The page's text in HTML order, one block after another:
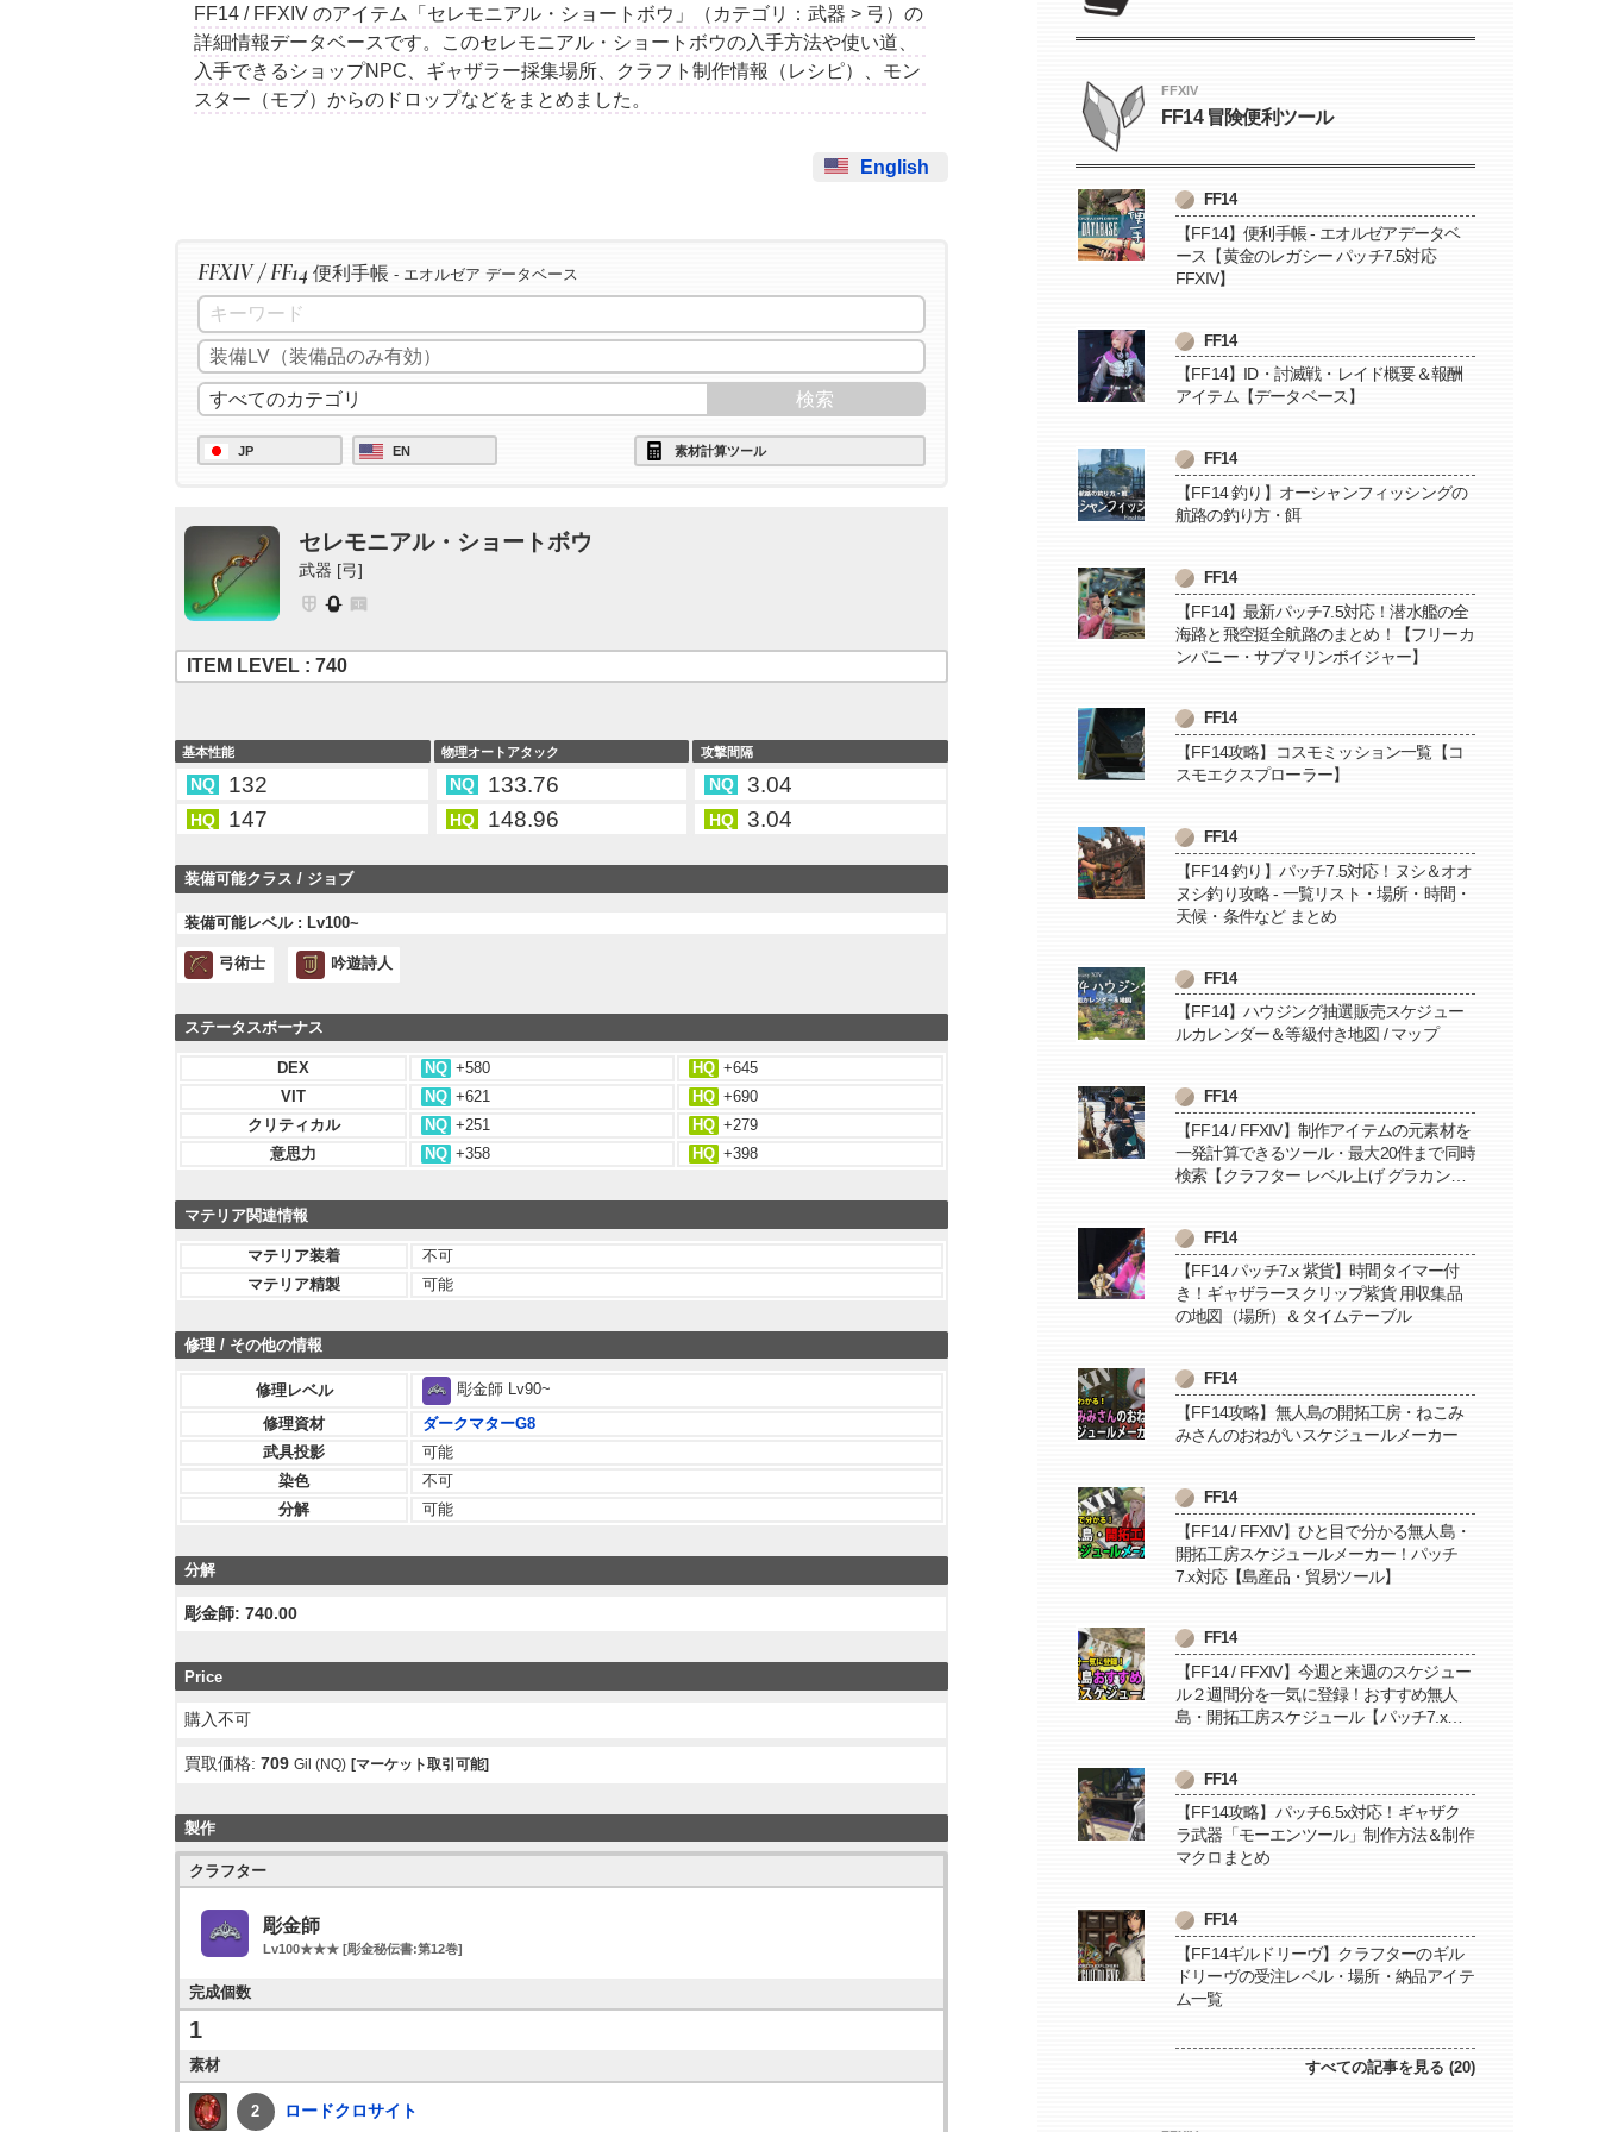
FF14 / FFXIV のアイテム「セレモニアル・ショートボウ」（カテゴリ：武器 > 弓）の
詳細情報データベースです。このセレモニアル・ショートボウの入手方法や使い道、
入手できるショップNPC、ギャザラー採集場所、クラフト制作情報（レシピ）、モン
スター（モブ）からのドロップなどをまとめました。
English
FFXIV / FF14 便利手帳 - エオルゼア データベース
JP EN 素材計算ツール
セレモニアル・ショートボウ
武器 [弓]
ITEM LEVEL : 740
基本性能
NQ 132
HQ 147
物理オートアタック
NQ 133.76
HQ 148.96
攻撃間隔
NQ 3.04
HQ 3.04
装備可能クラス / ジョブ
装備可能レベル : Lv100~
弓術士 吟遊詩人
ステータスボーナス
DEX NQ +580 HQ +645
VIT
NQ +621 HQ +690
クリティカル
NQ +251 HQ +279
意思力
NQ +358 HQ +398
マテリア関連情報
マテリア装着
不可
マテリア精製
可能
修理 / その他の情報
修理レベル
彫金師 Lv90~
修理資材
ダークマターG8
武具投影
可能
染色
不可
分解
可能
分解
彫金師: 740.00
Price
購入不可
買取価格:709 Gil (NQ) [マーケット取引可能]
製作
クラフター
彫金師
Lv100★★★ [彫金秘伝書:第12巻]
完成個数
1
素材
2 ロードクロサイト
FFXIV
FF14 冒険便利ツール
FF14
【FF14】便利手帳 - エオルゼアデータベ
ース【黄金のレガシー パッチ7.5対応
FFXIV】
FF14
【FF14】ID・討滅戦・レイド概要＆報酬
アイテム【データベース】
FF14
【FF14 釣り】オーシャンフィッシングの
航路の釣り方・餌
FF14
【FF14】最新パッチ7.5対応！潜水艦の全
海路と飛空挺全航路のまとめ！【フリーカ
ンパニー・サブマリンボイジャー】
FF14
【FF14攻略】コスモミッション一覧【コ
スモエクスプローラー】
FF14
【FF14 釣り】パッチ7.5対応！ヌシ＆オオ
ヌシ釣り攻略 - 一覧リスト・場所・時間・
天候・条件など まとめ
FF14
【FF14】ハウジング抽選販売スケジュー
ルカレンダー＆等級付き地図 / マップ
FF14
【FF14 / FFXIV】制作アイテムの元素材を
一発計算できるツール・最大20件まで同時
検索【クラフター レベル上げ グラカン納
FF14
【FF14 パッチ7.x 紫貨】時間タイマー付
き！ギャザラースクリップ紫貨 用収集品
の地図（場所）＆タイムテーブル
FF14
【FF14攻略】無人島の開拓工房・ねこみ
みさんのおねがいスケジュールメーカー
FF14
【FF14 / FFXIV】ひと目で分かる無人島・
開拓工房スケジュールメーカー！パッチ
7.x対応【島産品・貿易ツール】
FF14
【FF14 / FFXIV】今週と来週のスケジュー
ル２週間分を一気に登録！おすすめ無人
島・開拓工房スケジュール【パッチ7.x対
FF14
【FF14攻略】パッチ6.5x対応！ギャザク
ラ武器「モーエンツール」制作方法＆制作
マクロまとめ
FF14
【FF14ギルドリーヴ】クラフターのギル
ドリーヴの受注レベル・場所・納品アイテ
ム一覧
すべての記事を見る (20)